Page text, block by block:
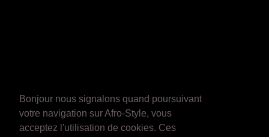
Bonjour nous signalons quand poursuivant
votre navigation sur Afro-Style, vous
acceptez l'utilisation de cookies. Ces